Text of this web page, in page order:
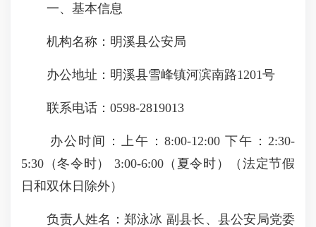
一、基本信息
机构名称：明溪县公安局
办公地址：明溪县雪峰镇河滨南路1201号
联系电话：0598-2819013
办公时间：上午：8:00-12:00 下午：2:30-
5:30（冬令时） 3:00-6:00（夏令时）（法定节假
日和双休日除外）
负责人姓名：郑泳冰 副县长、县公安局党委